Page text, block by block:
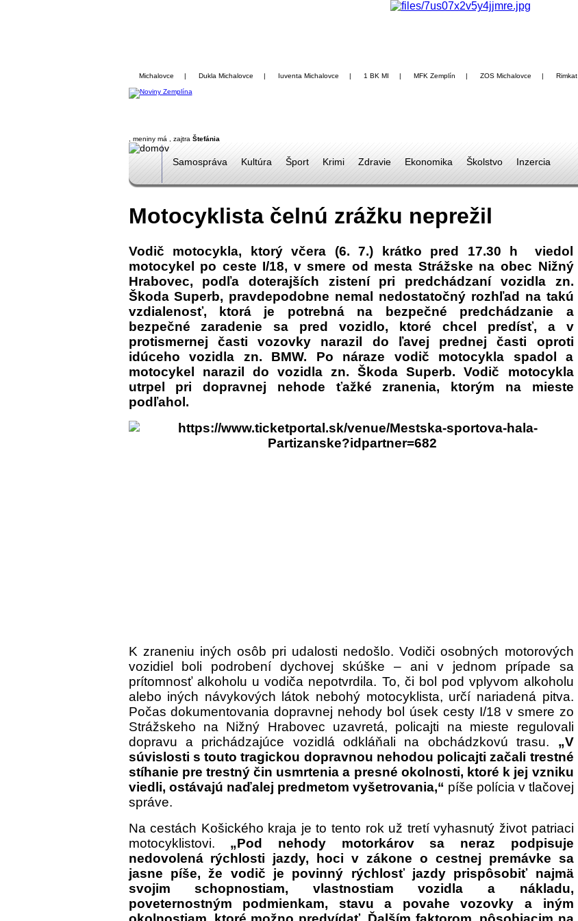
Michalovce | Dukla Michalovce | Iuventa Michalovce | 1 BK MI | MFK Zemplín | ZOS Michalovce | Rimkat
, meniny má
, zajtra Štefánia
Samospráva Kultúra Šport Krimi Zdravie Ekonomika Školstvo Inzercia
Motocyklista čelnú zrážku neprežil
Vodič motocykla, ktorý včera (6. 7.) krátko pred 17.30 h viedol
motocykel po ceste I/18, v smere od mesta Strážske na obec Nižný
Hrabovec, podľa doterajších zistení pri predchádzaní vozidla zn.
Škoda Superb, pravdepodobne nemal nedostatočný rozhľad na takú
vzdialenosť, ktorá je potrebná na bezpečné predchádzanie a
bezpečné zaradenie sa pred vozidlo, ktoré chcel predísť, a v
protismernej časti vozovky narazil do ľavej prednej časti oproti
idúceho vozidla zn. BMW. Po náraze vodič motocykla spadol a
motocykel narazil do vozidla zn. Škoda Superb. Vodič motocykla
utrpel pri dopravnej nehode ťažké zranenia, ktorým na mieste
podľahol.
K zraneniu iných osôb pri udalosti nedošlo. Vodiči osobných motorových
vozidiel boli podrobení dychovej skúške – ani v jednom prípade sa
prítomnosť alkoholu u vodiča nepotvrdila. To, či bol pod vplyvom alkoholu
alebo iných návykových látok nebohý motocyklista, určí nariadená pitva.
Počas dokumentovania dopravnej nehody bol úsek cesty I/18 v smere zo
Strážskeho na Nižný Hrabovec uzavretá, policajti na mieste regulovali
dopravu a prichádzajúce vozidlá odkláňali na obchádzkovú trasu. „V
súvislosti s touto tragickou dopravnou nehodou policajti začali trestné
stíhanie pre trestný čin usmrtenia a presné okolnosti, ktoré k jej vzniku
viedli, ostávajú naďalej predmetom vyšetrovania,“ píše polícia v tlačovej
správe.
Na cestách Košického kraja je to tento rok už tretí vyhasnutý život patriaci
motocyklistovi. „Pod nehody motorkárov sa neraz podpisuje
nedovolená rýchlosti jazdy, hoci v zákone o cestnej premávke sa
jasne píše, že vodič je povinný rýchlosť jazdy prispôsobiť najmä
svojim schopnostiam, vlastnostiam vozidla a nákladu,
poveternostným podmienkam, stavu a povahe vozovky a iným